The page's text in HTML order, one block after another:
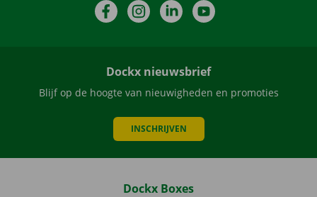
FacebookInstagramLinkedIn
Dockx nieuwsbrief
Blijf op de hoogte van nieuwigheden en promoties
INSCHRIJVEN
Dockx Boxes